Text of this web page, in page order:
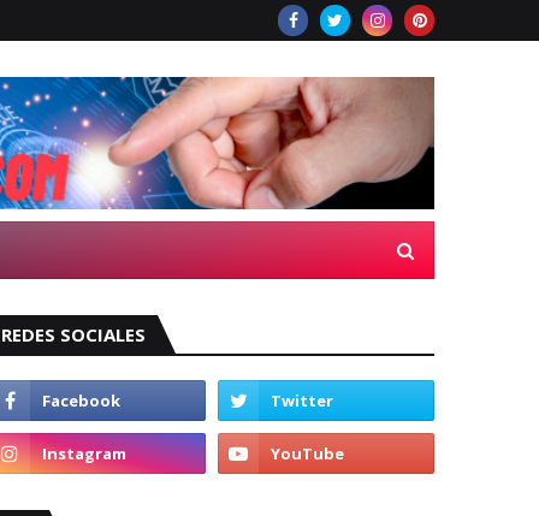
REDES SOCIALES